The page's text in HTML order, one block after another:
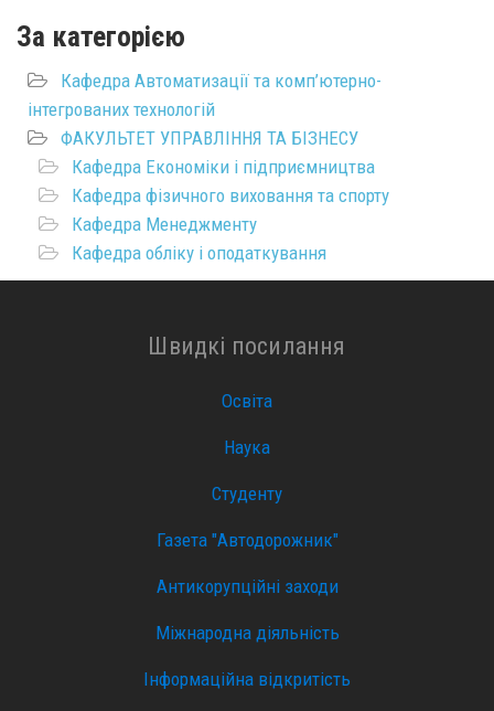
За категорією
Кафедра Автоматизації та комп’ютерно-
інтегрованих технологій
ФАКУЛЬТЕТ УПРАВЛІННЯ ТА БІЗНЕСУ
Кафедра Економіки і підприємництва
Кафедра фізичного виховання та спорту
Кафедра Менеджменту
Кафедра обліку і оподаткування
Швидкі посилання
Освіта
Наука
Студенту
Газета "Автодорожник"
Антикорупційні заходи
Міжнародна діяльність
Інформаційна відкритість